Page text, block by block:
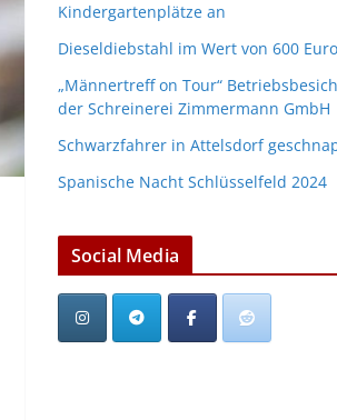
Kindergartenplätze an
Dieseldiebstahl im Wert von 600 Euro
„Männertreff on Tour“
der Schreinerei Zimmermann GmbH
Schwarzfahrer in Attelsdorf
Spanische Nacht Schlüsselfeld 2024
Social Media